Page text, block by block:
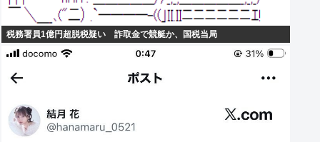
税務署員1億円超脱税疑い 詐取金で競艇か、国税当局